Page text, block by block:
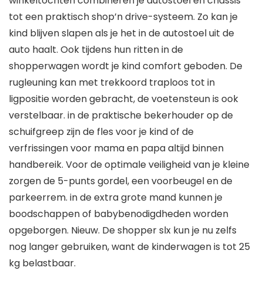
tot een praktisch shop’n drive-systeem. Zo kan je
kind blijven slapen als je het in de autostoel uit de
auto haalt. Ook tijdens hun ritten in de
shopperwagen wordt je kind comfort geboden. De
rugleuning kan met trekkoord traploos tot in
ligpositie worden gebracht, de voetensteun is ook
verstelbaar. in de praktische bekerhouder op de
schuifgreep zijn de fles voor je kind of de
verfrissingen voor mama en papa altijd binnen
handbereik. Voor de optimale veiligheid van je kleine
zorgen de 5-punts gordel, een voorbeugel en de
parkeerrem. in de extra grote mand kunnen je
boodschappen of babybenodigdheden worden
opgeborgen. Nieuw. De shopper slx kun je nu zelfs
nog langer gebruiken, want de kinderwagen is tot 25
kg belastbaar.